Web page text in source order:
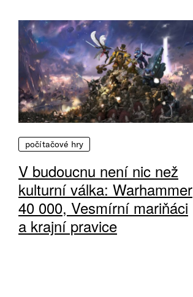
počítačové hry
V budoucnu není nic než
kulturní válka: Warhammer
40 000, Vesmírní mariňáci
a krajní pravice